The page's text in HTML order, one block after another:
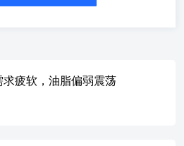
游消费端增长动能偏弱，部分印刷厂开
2025年7月双胶纸出口数量约6.3万吨，
同比降幅30.8%，1-7月累计进口量10
重影响，工厂库存呈累积趋势。10月16
疲软，油脂偏弱震荡